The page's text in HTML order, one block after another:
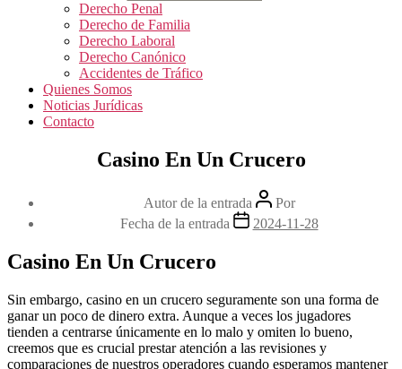
Derecho Penal
Derecho de Familia
Derecho Laboral
Derecho Canónico
Accidentes de Tráfico
Quienes Somos
Noticias Jurídicas
Contacto
Casino En Un Crucero
Autor de la entrada
Por
Fecha de la entrada
2024-11-28
Casino En Un Crucero
Sin embargo, casino en un crucero seguramente son una forma de
ganar un poco de dinero extra. Aunque a veces los jugadores
tienden a centrarse únicamente en lo malo y omiten lo bueno,
creemos que es crucial prestar atención a las revisiones y
comparaciones de nuestros operadores cuando esperamos mantener